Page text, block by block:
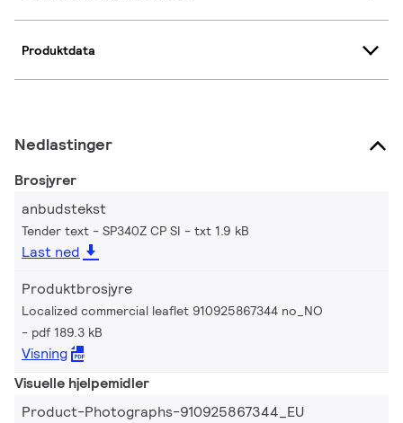
Produktdata
Nedlastinger
Brosjyrer
anbudstekst
Tender text - SP340Z CP SI txt 1.9 kB
Last ned
Produktbrosjyre
Localized commercial leaflet 910925867344 no_NO
pdf 189.3 kB
Visning
Visuelle hjelpemidler
Product-Photographs-910925867344_EU